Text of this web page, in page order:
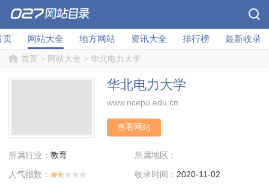
页 网站大全 地方网站 资讯大全 排行榜 最新收录
首页 > 网站大全 > 华北电力大学
华北电力大学
www.ncepu.edu.cn
查看网站
所属行业： 教育
所属地区：
人气指数：
收录时间： 2020-11-02